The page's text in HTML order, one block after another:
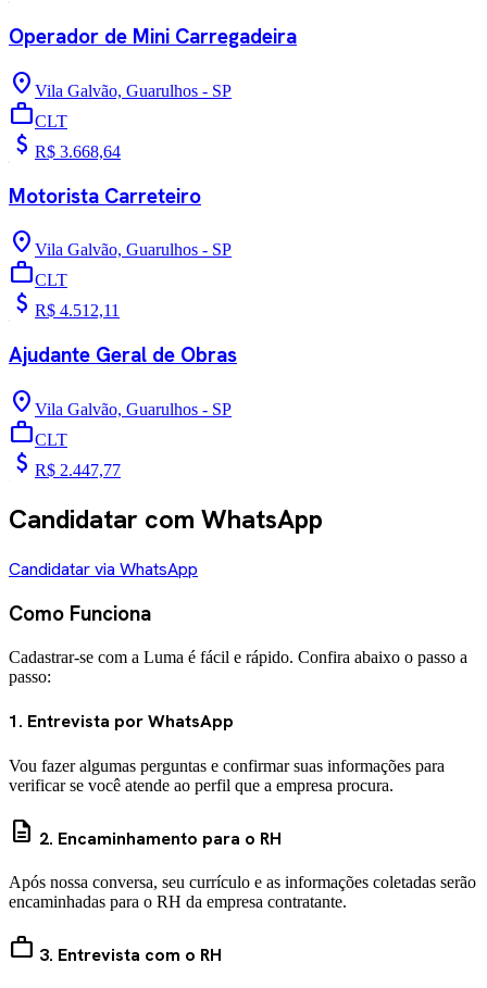
Operador de Mini Carregadeira
location_on Vila Galvão, Guarulhos - SP
workCLT
attach_money R$ 3.668,64
Motorista Carreteiro
location_on Vila Galvão, Guarulhos - SP
workCLT
attach_money R$ 4.512,11
Ajudante Geral de Obras
location_on Vila Galvão, Guarulhos - SP
workCLT
attach_money R$ 2.447,77
Candidatar com WhatsApp
Candidatar via WhatsApp
Como Funciona
Cadastrar-se com a Luma é fácil e rápido. Confira abaixo o passo a
passo:
1. Entrevista por WhatsApp
Vou fazer algumas perguntas e confirmar suas informações para
verificar se você atende ao perfil que a empresa procura.
description 2. Encaminhamento para o RH
Após nossa conversa, seu currículo e as informações coletadas serão
encaminhadas para o RH da empresa contratante.
work 3. Entrevista com o RH